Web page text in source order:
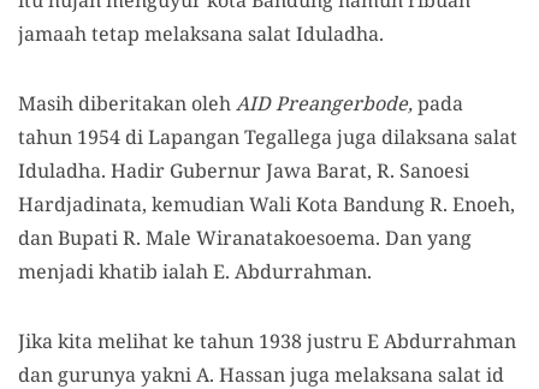
jamaah tetap melaksana salat Iduladha.
Masih diberitakan olehAID Preangerbode,pada
tahun 1954 di Lapangan Tegallega juga dilaksana salat
Iduladha. Hadir Gubernur Jawa Barat, R. Sanoesi
Hardjadinata, kemudian Wali Kota Bandung R. Enoeh,
dan Bupati R. Male Wiranatakoesoema. Dan yang
menjadi khatib ialah E. Abdurrahman.
Jika kita melihat ke tahun 1938 justru E Abdurrahman
dan gurunya yakni A. Hassan juga melaksana salat id